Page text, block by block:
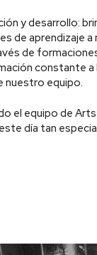
y desarrollo:
de aprendizaje a
de
constante a
nuestro equipo.
el equipo de
día tan